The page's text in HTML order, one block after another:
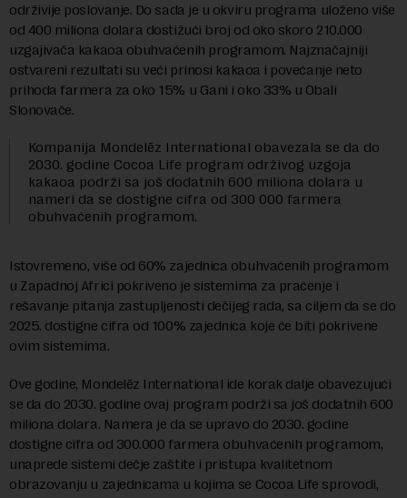
održivije poslovanje. Do sada je u okviru programa uloženo više
od 400 miliona dolara dostižući broj od oko skoro 210.000
uzgajivača kakaoa obuhvaćenih programom. Najznačajniji
ostvareni rezultati su veći prinosi kakaoa i povećanje neto
prihoda farmera za oko 15% u Gani i oko 33% u Obali
Slonovače.
Kompanija Mondelēz International obavezala se da do
2030. godine Cocoa Life program održivog uzgoja
kakaoa podrži sa još dodatnih 600 miliona dolara u
nameri da se dostigne cifra od 300 000 farmera
obuhvaćenih programom.
Istovremeno, više od 60% zajednica obuhvaćenih programom
u Zapadnoj Africi pokriveno je sistemima za praćenje i
rešavanje pitanja zastupljenosti dečijeg rada, sa ciljem da se do
2025. dostigne cifra od 100% zajednica koje će biti pokrivene
ovim sistemima.
Ove godine, Mondelēz International ide korak dalje obavezujući
se da do 2030. godine ovaj program podrži sa još dodatnih 600
miliona dolara. Namera je da se upravo do 2030. godine
dostigne cifra od 300.000 farmera obuhvaćenih programom,
unaprede sistemi dečje zaštite i pristupa kvalitetnom
obrazovanju u zajednicama u kojima se Cocoa Life sprovodi,